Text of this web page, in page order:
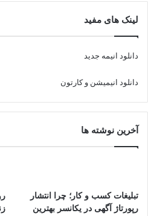
لینک های مفید
دانلود انیمه جدید
دانلود انیمیشن و کارتون
آخرین نوشته ها
تبلیغات کسب و کار؛ چرا انتشار
رپورتاژ آگهی در یکانسر بهترین